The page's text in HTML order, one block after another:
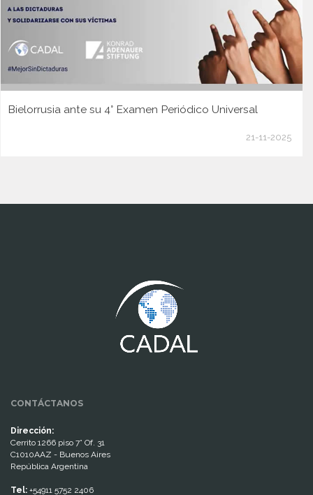
Bielorrusia ante su 4° Examen Periódico Universal
21-11-2025
CONTÁCTANOS
Dirección:
Cerrito 1266 piso 7° Of. 31
C1010AAZ - Buenos Aires
República Argentina
Tel: +54911 5752 2406